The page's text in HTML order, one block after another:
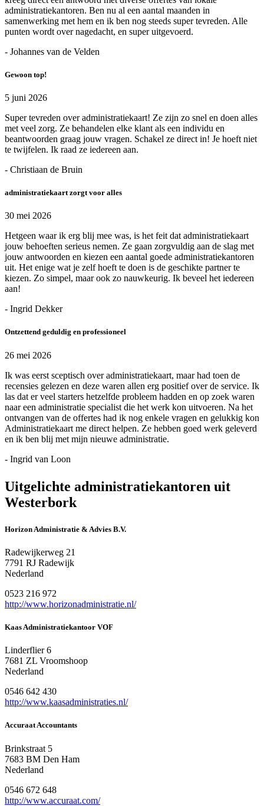
administratiekantoren. Ben nu al een aantal maanden in
samenwerking met hem en ik ben nog steeds super tevreden. Alle
punten wordt over nagedacht, en super uitgevoerd.
- Johannes van de Velden
Gewoon top!
5 juni 2026
Super tevreden over administratiekaart! Ze zijn zo snel en doen alles
met veel zorg. Ze behandelen elke klant als een individu en
beantwoorden graag jouw vragen. Schakel ze direct in! Je hoeft niet
te twijfelen. Ik raad ze iedereen aan.
- Christiaan de Bruin
administratiekaart zorgt voor alles
30 mei 2026
Hetgeen waar ik erg blij mee was, is het feit dat administratiekaart
jouw behoeften serieus nemen. Ze gaan zorgvuldig aan de slag met
jouw antwoorden en kiezen een aantal goede administratiekantoren
uit. Het enige wat je zelf hoeft te doen is de geschikte partner te
kiezen. Zo simpel, maar ook zo nauwkeurig. Ik beveel het iedereen
aan!
- Ingrid Dekker
Ontzettend geduldig en professioneel
26 mei 2026
Ik was eerst sceptisch over administratiekaart, maar had toen de
recensies gelezen en deze waren allen erg positief over de service. Ik
las dat er veel starters hetzelfde probleem hadden en op zoek waren
naar een administratie specialist die het werk kon uitvoeren. Na het
ontvangen van de offertes had ik nog enkele vragen en gelukkig kon
Administratiekaart me direct helpen. Ze hebben goed werk geleverd
en ik ben blij met mijn nieuwe administratie.
- Ingrid van Loon
Uitgelichte administratiekantoren uit
Westerbork
Horizon Administratie & Advies B.V.
Radewijkerweg 21
7791 RJ Radewijk
Nederland
0523 216 972
http://www.horizonadministratie.nl/
Kaas Administratiekantoor VOF
Linderflier 6
7681 ZL Vroomshoop
Nederland
0546 642 430
http://www.kaasadministraties.nl/
Accuraat Accountants
Brinkstraat 5
7683 BM Den Ham
Nederland
0546 672 648
http://www.accuraat.com/